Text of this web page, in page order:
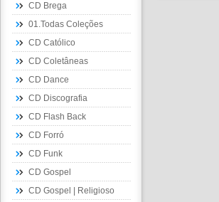
CD Brega
01.Todas Coleções
CD Católico
CD Coletâneas
CD Dance
CD Discografia
CD Flash Back
CD Forró
CD Funk
CD Gospel
CD Gospel | Religioso